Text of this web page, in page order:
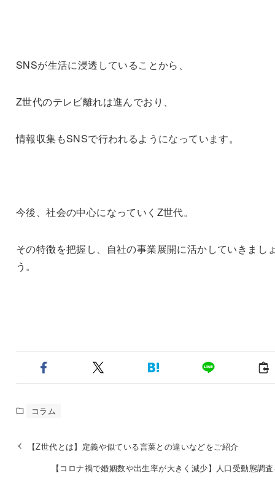
SNSが生活に浸透していることから、
Z世代のテレビ離れは進んでおり、
情報収集もSNSで行われるようになっています。
今後、社会の中心になっていくZ世代。
その特徴を把握し、自社の事業展開に活かしていきまし
う。
コラム
【Z世代とは】定義や似ている言葉との違いなどをご紹介
【コロナ禍で婚姻数や出生率が大きく減少】人口受動態調